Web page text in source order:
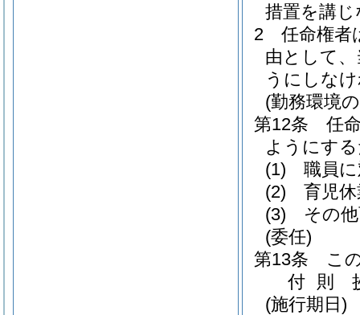
措置を講
2
任命権者
由として
うにしな
(勤務環境
第12条
任
ようにす
(1)
職員
(2)
育児
(3)
その
(委任)
第13条
こ
付 則
(施行期日)